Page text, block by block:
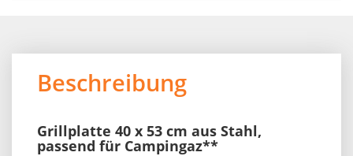
Beschreibung
Grillplatte 40 x 53 cm aus Stahl,
passend für Campingaz**